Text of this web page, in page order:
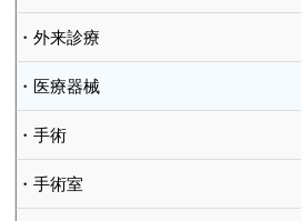
外来診療
医療器械
手術
手術室